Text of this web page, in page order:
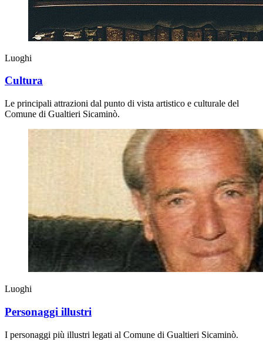
Luoghi
Cultura
Le principali attrazioni dal punto di vista artistico e culturale del
Comune di Gualtieri Sicaminò.
Luoghi
Personaggi illustri
I personaggi più illustri legati al Comune di Gualtieri Sicaminò.